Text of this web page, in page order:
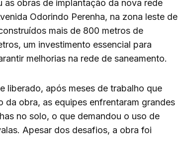
as obras de implantação da nova rede
Odorindo Perenha, na zona leste de
mais de 800 metros de
um investimento essencial para
melhorias na rede de saneamento.
liberado, após meses de trabalho que
da obra, as equipes enfrentaram grandes
no solo, o que demandou o uso de
Apesar dos desafios, a obra foi